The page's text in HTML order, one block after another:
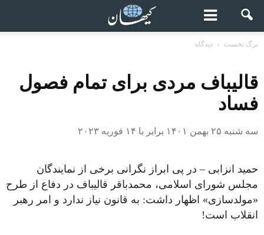
برگ نخست دیدگاه
قالیباف مردی برای تمام فصول
فساد
سه شنبه ۲۵ بهمن ۱۴۰۱ برابر با ۱۴ فوریه ۲۰۲۳
حمید انزابی – در پی ابراز نگرانی برخی از نمایندگان
مجلس شورای اسلامی، محمدباقر قالیباف در دفاع از طرح
‎«مولدسازی» اظهار داشت: به قانون نیاز ندارد و امر رهبر
انقلاب است!